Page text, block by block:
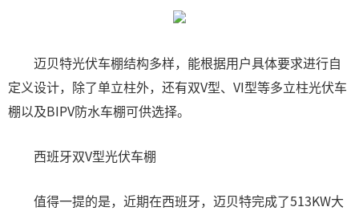
迈贝特光伏车棚结构多样，能根据用户具体要求进行自
定义设计，除了单立柱外，还有双V型、VI型等多立柱光伏车
棚以及BIPV防水车棚可供选择。
西班牙双V型光伏车棚
值得一提的是，近期在西班牙，迈贝特完成了513KW大